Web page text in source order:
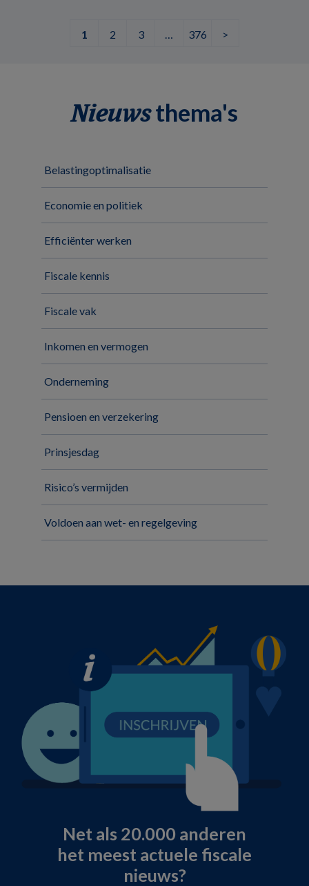
1 2 3 … 376 >
Nieuwsthema's
Belastingoptimalisatie
Economie en politiek
Efficiënter werken
Fiscale kennis
Fiscale vak
Inkomen en vermogen
Onderneming
Pensioen en verzekering
Prinsjesdag
Risico’s vermijden
Voldoen aan wet- en regelgeving
Net als 20.000 anderen
het meest actuele fiscale
nieuws?